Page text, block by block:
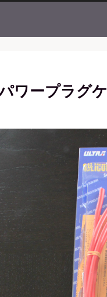
ワープラグ